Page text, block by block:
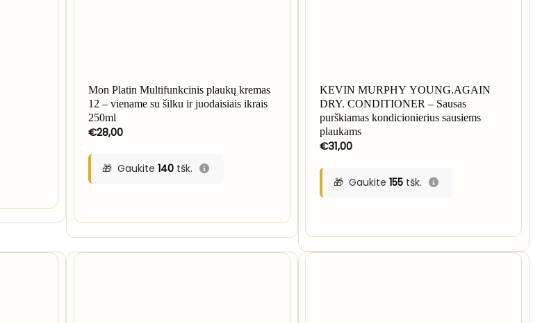
Mon Platin Multifunkcinis plaukų kremas
12 – viename su šilku ir juodaisiais ikrais
250ml
€28,00
Gaukite 140tšk.
KEVIN MURPHY YOUNG.AGAIN
DRY. CONDITIONER – Sausas
purškiamas kondicionierius sausiems
plaukams
€31,00
Gaukite155 tšk.